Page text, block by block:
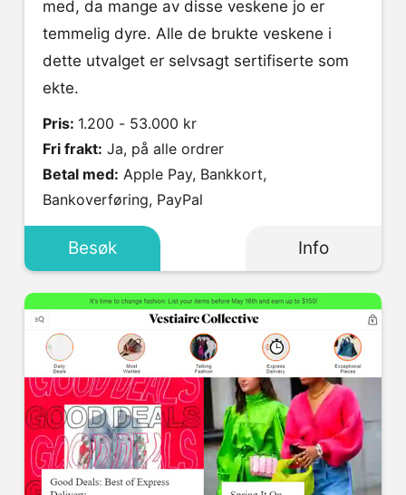
med, da mange av disse veskene jo er
temmelig dyre. Alle de brukte veskene i
dette utvalget er selvsagt sertifiserte som
ekte.
Pris: 1.200 - 53.000 kr
Fri frakt: Ja, på alle ordrer
Betal med:
Bankoverføring, PayPal
Besøk Info